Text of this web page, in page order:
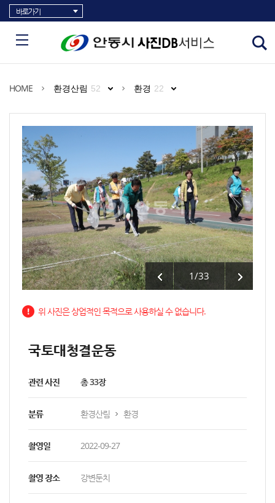
바로가기
HOME 환경산림 52 환경 22
1/33
위 사진은 상업적인 목적으로 사용하실 수 없습니다.
국토대청결운동
관련 사진 총 33장
분류 환경산림 환경
촬영일 2022-09-27
촬영 장소 강변둔치